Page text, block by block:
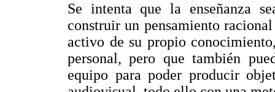
Se intenta que la enseñanza
construir un pensamiento
activo de su propio
personal, pero que también
equipo para poder producir